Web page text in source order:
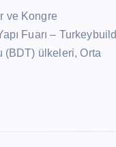
ve Kongre
Fuarı – Turkeybuild
(BDT) ülkeleri, Orta